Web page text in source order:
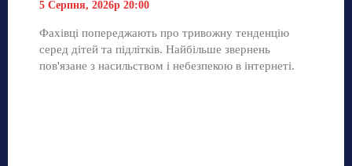
5 Серпня, 2026р 20:00
Фахівці попереджають про тривожну тенденцію
серед дітей та підлітків. Найбільше звернень
пов'язане з насильством і небезпекою в інтернеті.